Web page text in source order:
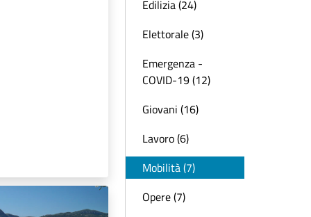
Edilizia (24)
Elettorale (3)
Emergenza -
COVID-19 (12)
Giovani (16)
Lavoro (6)
Mobilità (7)
Opere (7)